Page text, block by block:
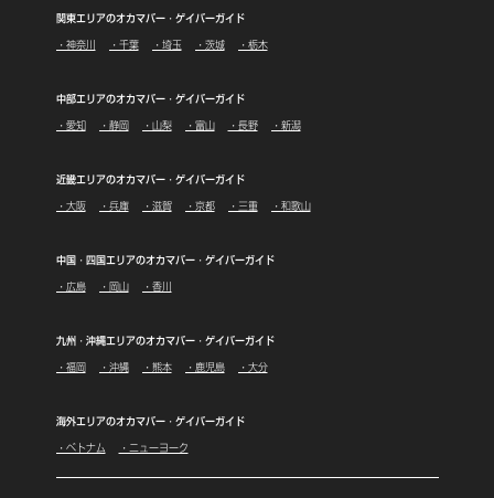
関東エリアのオカマバー・ゲイバーガイド
・神奈川 ・千葉 ・埼玉 ・茨城 ・栃木
中部エリアのオカマバー・ゲイバーガイド
・愛知 ・静岡 ・山梨 ・富山 ・長野 ・新潟
近畿エリアのオカマバー・ゲイバーガイド
・大阪 ・兵庫 ・滋賀 ・京都 ・三重 ・和歌山
中国・四国エリアのオカマバー・ゲイバーガイド
・広島 ・岡山 ・香川
九州・沖縄エリアのオカマバー・ゲイバーガイド
・福岡 ・沖縄 ・熊本 ・鹿児島 ・大分
海外エリアのオカマバー・ゲイバーガイド
・ベトナム ・ニューヨーク